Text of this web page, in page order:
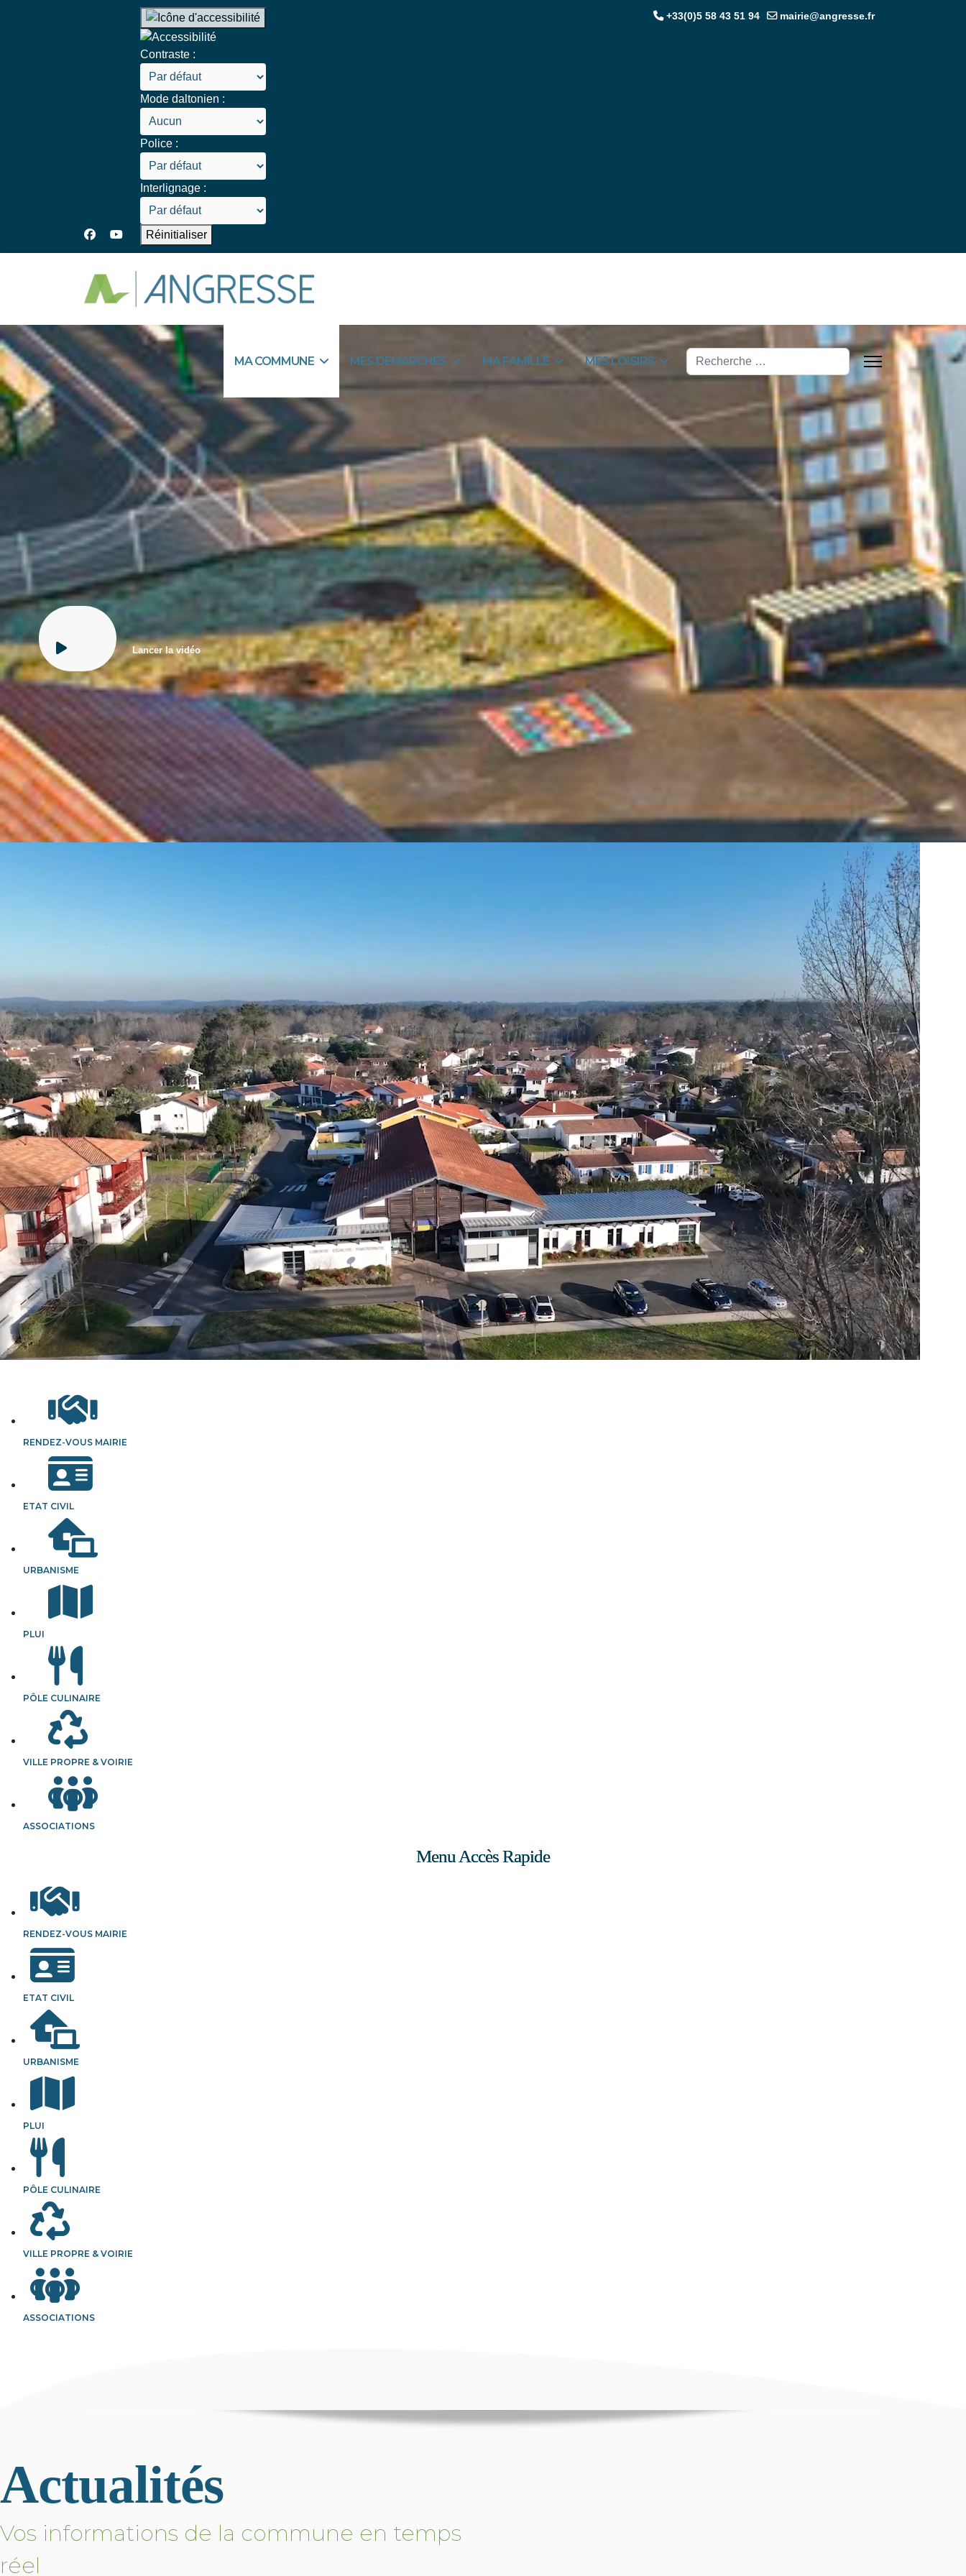
Contraste :
Mode daltonien :
Police :
Interlignage :
Réinitialiser
+33(0)5 58 43 51 94 mairie@angresse.fr
MA COMMUNE MES DEMARCHES MA FAMILLE MES LOISIRS Valider
Lancer la vidéo
RENDEZ-VOUS MAIRIE
ETAT CIVIL
URBANISME
PLUI
PÔLE CULINAIRE
VILLE PROPRE & VOIRIE
ASSOCIATIONS
Menu Accès Rapide
RENDEZ-VOUS MAIRIE
ETAT CIVIL
URBANISME
PLUI
PÔLE CULINAIRE
VILLE PROPRE & VOIRIE
ASSOCIATIONS
Actualités
Vos informations de la commune en temps
réel